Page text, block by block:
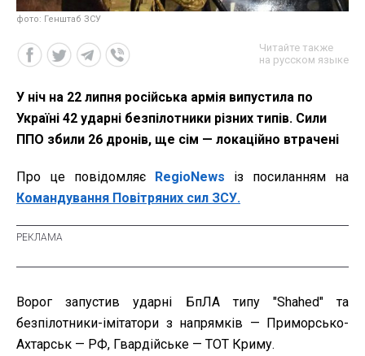
фото: Генштаб ЗСУ
Читайте также
на русском языке
У ніч на 22 липня російська армія випустила по
Україні 42 ударні безпілотники різних типів. Сили
ППО збили 26 дронів, ще сім — локаційно втрачені
Про це повідомляє RegioNews із посиланням на
Командування Повітряних сил ЗСУ.
Ворог запустив ударні БпЛА типу "Shahed" та
безпілотники-імітатори з напрямків — Приморсько-
Ахтарськ — РФ, Гвардійське — ТОТ Криму.